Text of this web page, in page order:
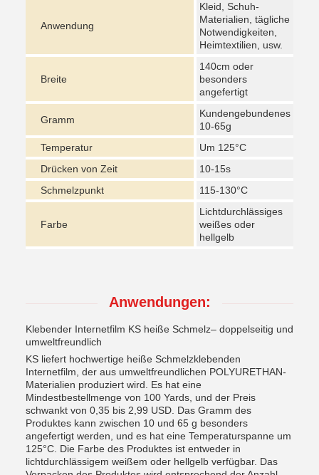
Anwendung
Kleid, Schuh-
Materialien, tägliche
Notwendigkeiten,
Heimtextilien, usw.
Breite
140cm oder
besonders
angefertigt
Gramm
Kundengebundenes
10-65g
Temperatur
Um 125°C
Drücken von Zeit
10-15s
Schmelzpunkt
115-130°C
Farbe
Lichtdurchlässiges
weißes oder
hellgelb
Anwendungen:
Klebender Internetfilm KS heiße Schmelz– doppelseitig und
umweltfreundlich
KS liefert hochwertige heiße Schmelzklebenden
Internetfilm, der aus umweltfreundlichen POLYURETHAN-
Materialien produziert wird. Es hat eine
Mindestbestellmenge von 100 Yards, und der Preis
schwankt von 0,35 bis 2,99 USD. Das Gramm des
Produktes kann zwischen 10 und 65 g besonders
angefertigt werden, und es hat eine Temperaturspanne um
125°C. Die Farbe des Produktes ist entweder in
lichtdurchlässigem weißem oder hellgelb verfügbar. Das